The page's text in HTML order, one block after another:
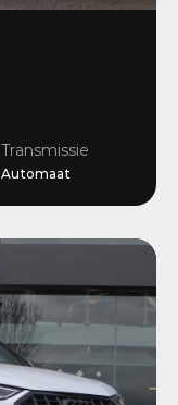
Transmissie
Automaat